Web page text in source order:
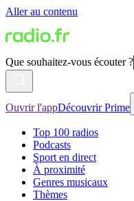
Aller au contenu
Que souhaitez-vous écouter ?
Ouvrir l'appDécouvrir Prime
Top 100 radios
Podcasts
Sport en direct
À proximité
Genres musicaux
Thèmes